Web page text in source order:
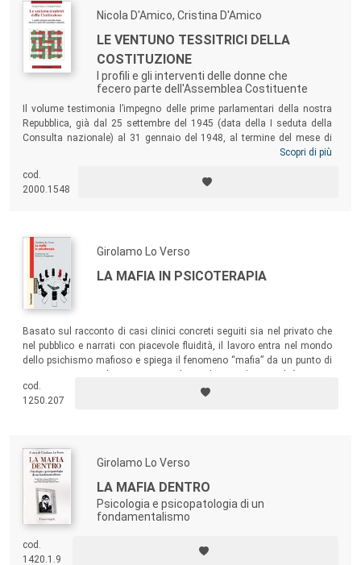
Nicola D'Amico, Cristina D'Amico
LE VENTUNO TESSITRICI DELLA
COSTITUZIONE
I profili e gli interventi delle donne che
fecero parte dell'Assemblea Costituente
Il volume testimonia l’impegno delle prime parlamentari della nostra
Repubblica, già dal 25 settembre del 1945 (data della I seduta della
Consulta nazionale) al 31 gennaio del 1948, al termine del mese di
dell’Assemblea Costituente seguito all’entrata in vigore
per l’affermazione di eguaglianza, equità, giustizia sociale, ma dà
voce anche a quegli interventi “minori”, ispirati alla sensibilità per le
Scopri di più
cod.
2000.1548
Girolamo Lo Verso
LA MAFIA IN PSICOTERAPIA
Basato sul racconto di casi clinici concreti seguiti sia nel privato che
nel pubblico e narrati con piacevole fluidità, il lavoro entra nel mondo
dello psichismo mafioso e spiega il fenomeno “mafia” da un punto di
momento in cui il dramma “mafie” è dilagato anche al nord
squassando il nostro paese.
cod.
1250.207
Girolamo Lo Verso
LA MAFIA DENTRO
Psicologia e psicopatologia di un
fondamentalismo
cod.
1420.1.9